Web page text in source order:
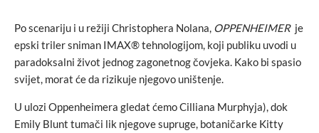
Po scenariju i u režiji Christophera Nolana, OPPENHEIMERje
epski triler sniman IMAX® tehnologijom, koji publiku uvodi u
paradoksalni život jednog zagonetnog čovjeka. Kako bi spasio
svijet, morat će da rizikuje njegovo uništenje.
U ulozi Oppenheimera gledat ćemo Cilliana Murphyja), dok
Emily Blunt tumači lik njegove supruge, botaničarke Kitty